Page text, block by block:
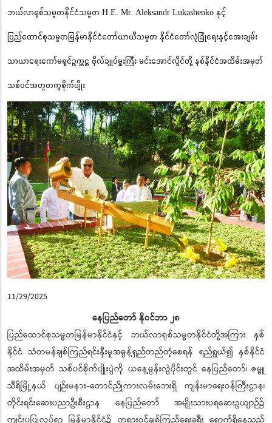
ဘယ်လာရုစ်သမ္မတနိုင်ငံသမ္မတ H.E. Mr. Aleksandr Lukashenko နှင့်
ပြည်ထောင်စုသမ္မတမြန်မာနိုင်ငံတော်ယာယီသမ္မတ နိုင်ငံတော်လုံခြုံရေးနှင့်အေးချမ်း
သာယာရေးကော်မရှင်ဥက္ကဋ္ဌ ဗိုလ်ချုပ်မှူးကြီး မင်းအောင်လှိုင်တို့ နှစ်နိုင်ငံအထိမ်းအမှတ်
သစ်ပင်အတူတကွစိုက်ပျိုး
11/29/2025
နေပြည်တော် နိုဝင်ဘာ ၂၈
ပြည်ထောင်စုသမ္မတမြန်မာနိုင်ငံနှင့် ဘယ်လာရုစ်သမ္မတနိုင်ငံတို့အကြား နှစ်
နိုင်ငံ သံတမန်ချစ်ကြည်ရင်းနှီးမှုအဓွန့်ရှည်တည်တံ့စေရန် ရည်ရွယ်၍ နှစ်နိုင်ငံ
အထိမ်းအမှတ် သစ်ပင်စိုက်ပျိုးပွဲကို ယနေ့မွန်းလွဲပိုင်းတွင် နေပြည်တော်၊ ဇမ္ဗူ
သီရိမြို့နယ် ပျဉ်းမနား-တောင်ညိုကားလမ်းဘေးရှိ ကျန်းမာရေးဝန်ကြီးဌာန၊
တိုင်းရင်းဆေးပညာဦးစီးဌာန နေပြည်တော် အမျိုးသားပရဆေးဥယျာဉ်၌
ကျင်းပပြုလုပ်ရာ မြန်မာနိုင်ငံ၌ တရားဝင်ချစ်ကြည်ရေးခရီး ရောက်ရှိနေသည့်